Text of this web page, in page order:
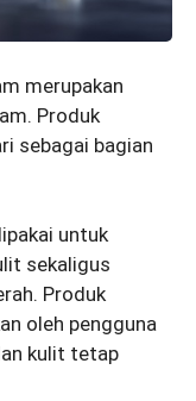
merupakan
Produk
sebagai bagian
untuk
sekaligus
Produk
oleh pengguna
kulit tetap